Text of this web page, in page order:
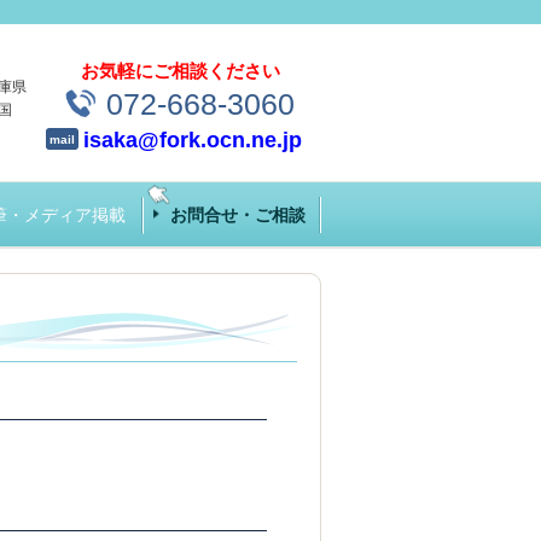
県
お気軽にご相談ください
072-668-3060
mail isaka@fork.ocn.ne.jp
・メディア掲載 お問合せ・ご相談